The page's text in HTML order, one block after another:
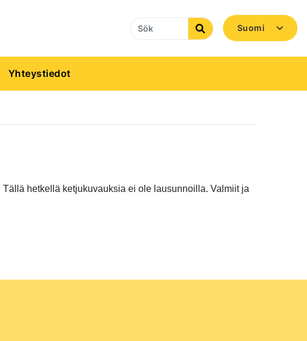
Search
Suomi
Yhteystiedot
hetkellä ketjukuvauksia ei ole lausunnoilla. Valmiit ja